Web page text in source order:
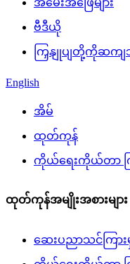
အမေးအဖြေများ
ဗီဒီယို
ကြှနျုပျတို့ကိုဆကျ
English
အိမ်
ထုတ်ကုန်
ကိုယ်ရေးကိုယ်တာ
ထုတ်ကုန်အမျိုးအစားများ
ဆေးပညာသင်ကြား